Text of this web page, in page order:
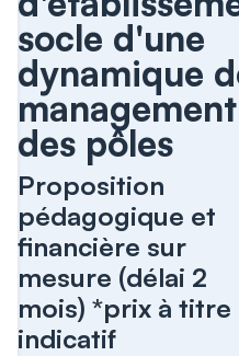
socle d'une
dynamique
management
des pôles
Proposition
pédagogique et
financière sur
mesure (délai 2
mois) *prix à titre
indicatif